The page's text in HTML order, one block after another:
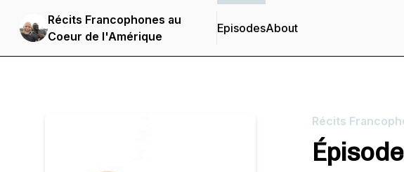
Récits Francophones au
Coeur de l'Amérique
EpisodesAbout
Récits